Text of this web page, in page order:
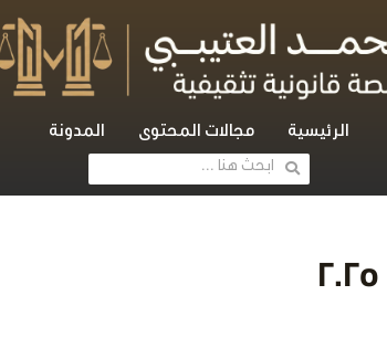
الرئيسية مجالات المحتوى المدونة